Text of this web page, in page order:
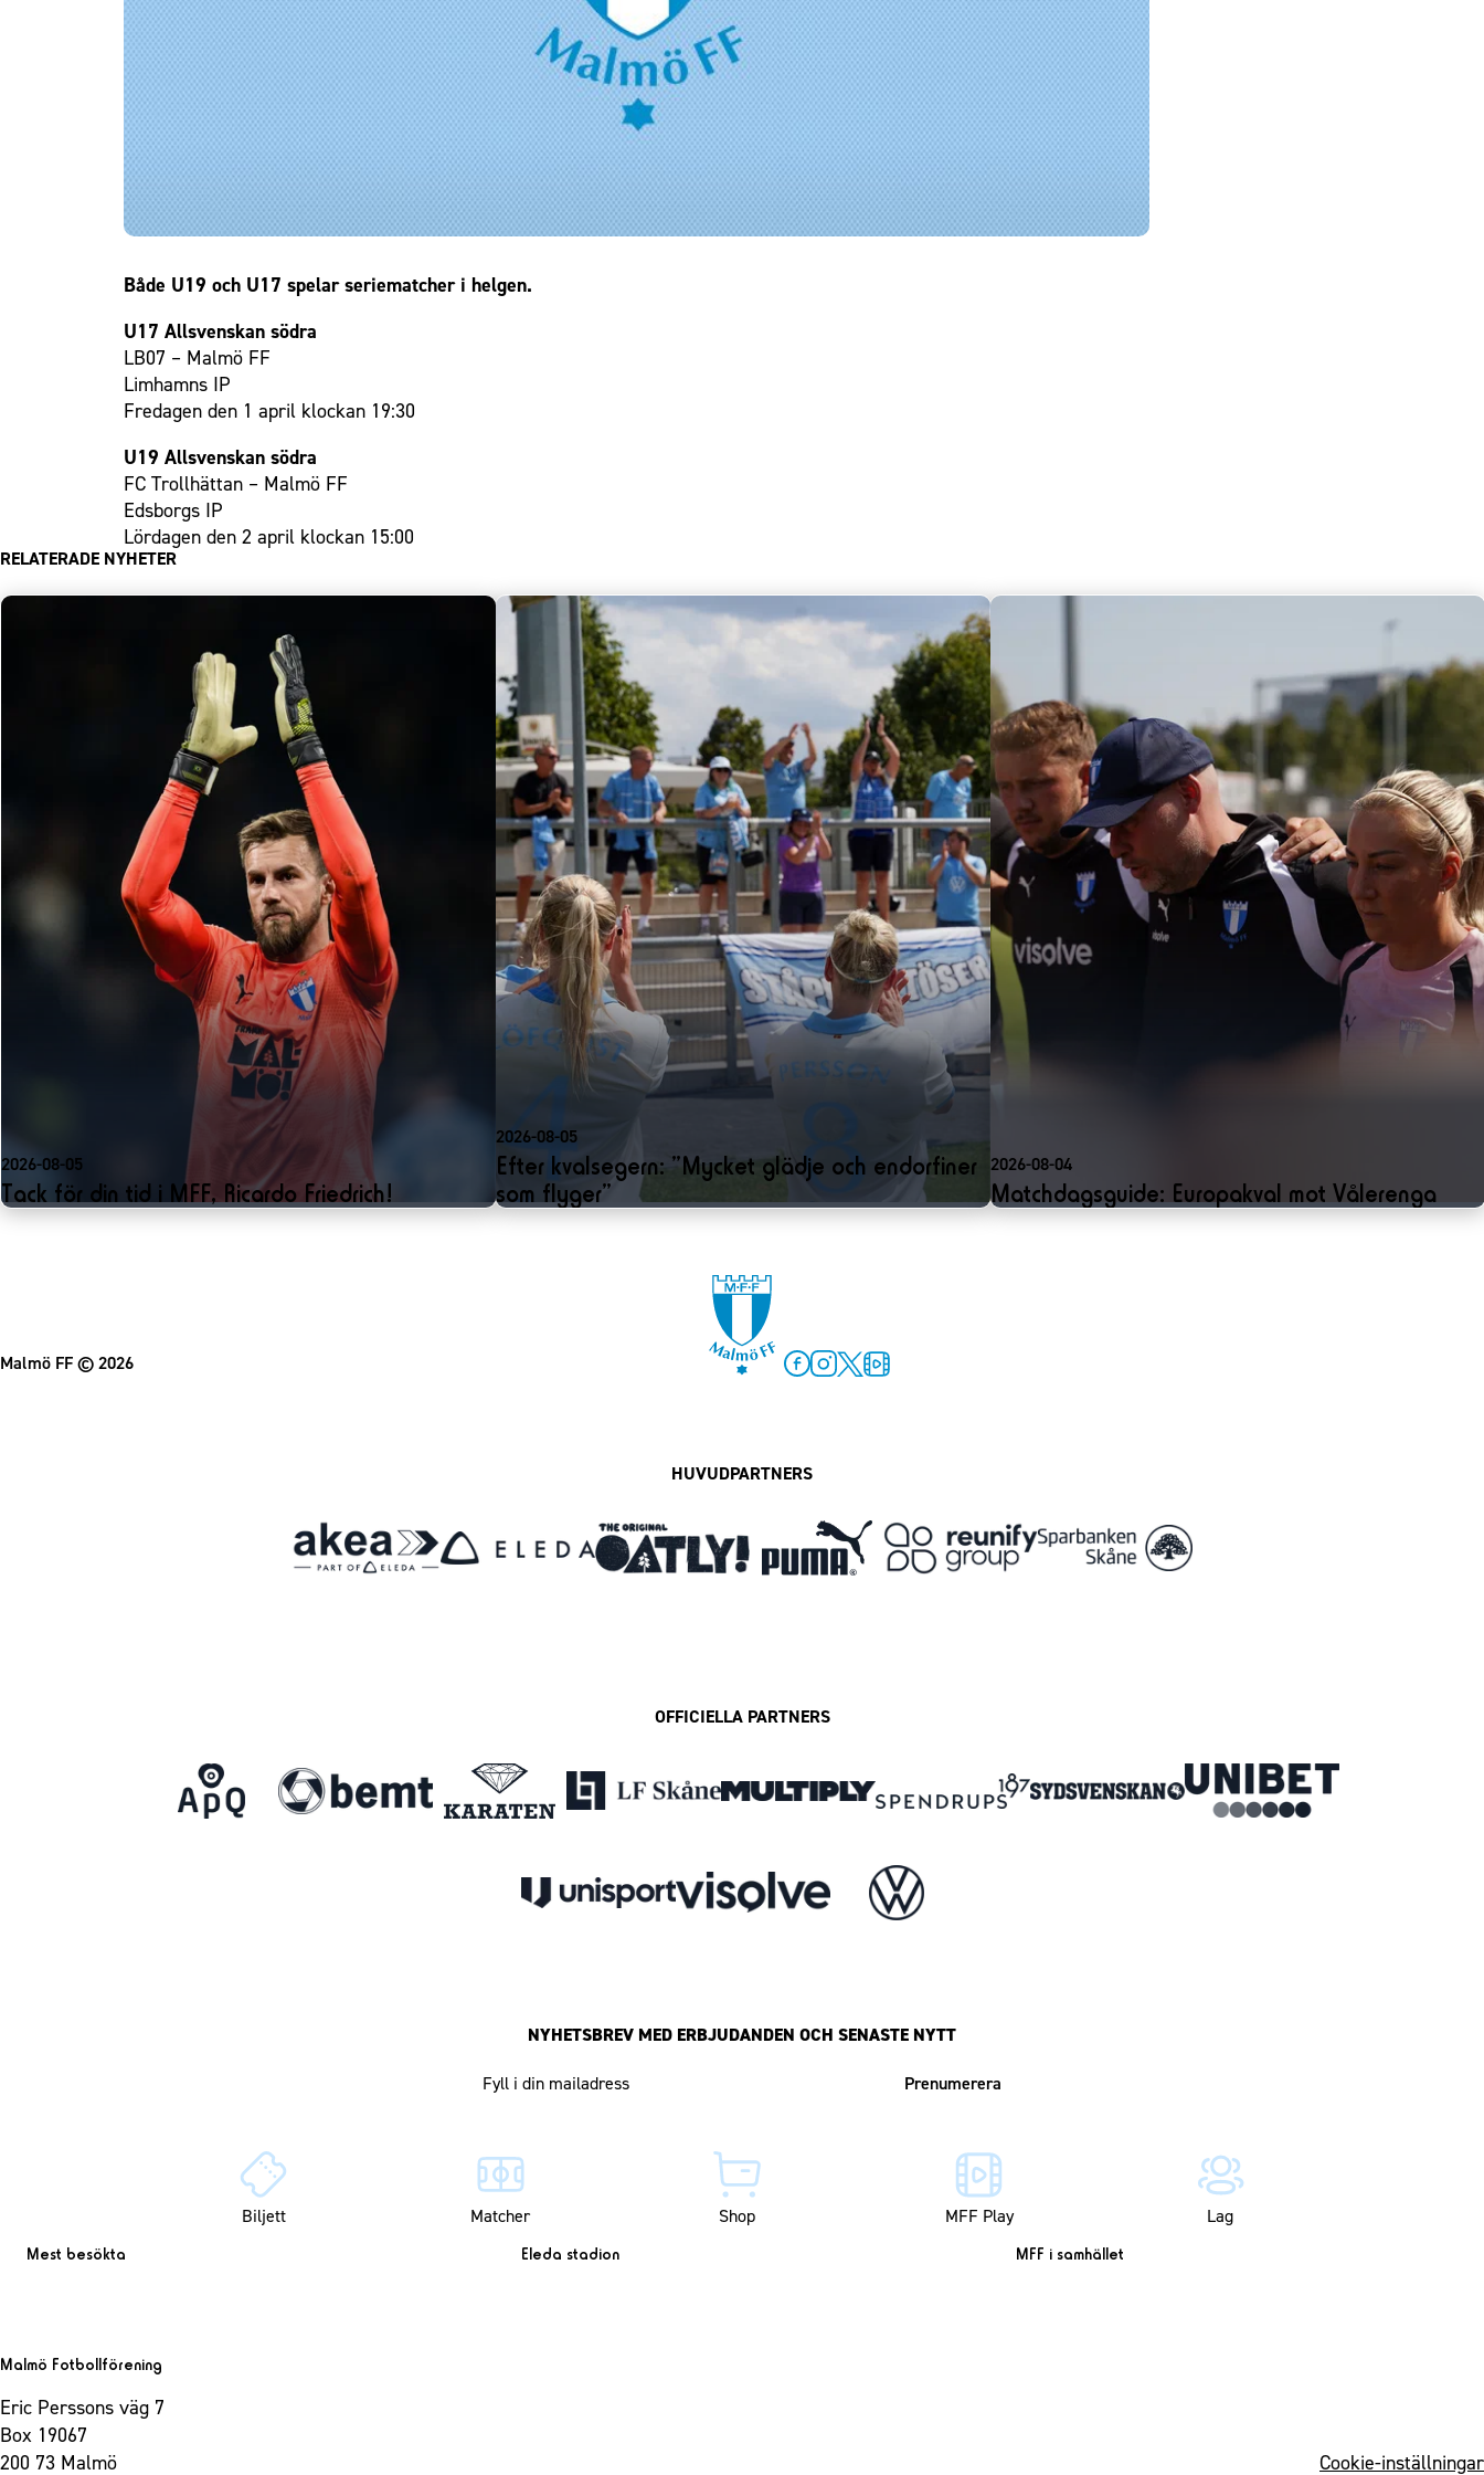
Om Malmö FF
Både U19 och U17 spelar seriematcher i helgen.
U17 Allsvenskan södra
LB07 – Malmö FF
Limhamns IP
Fredagen den 1 april klockan 19:30
U19 Allsvenskan södra
FC Trollhättan – Malmö FF
Edsborgs IP
Lördagen den 2 april klockan 15:00
RELATERADE NYHETER
2026-08-05
Tack för din tid i MFF, Ricardo Friedrich!
2026-08-05
Efter kvalsegern: ”Mycket glädje och endorfiner
som flyger”
2026-08-04
Matchdagsguide: Europakval mot Vålerenga
Malmö FF© 2026
HUVUDPARTNERS
OFFICIELLA PARTNERS
NYHETSBREV MED ERBJUDANDEN OCH SENASTE NYTT
Biljett Matcher Shop MFF Play Lag
Mest besökta Eleda stadion MFF i samhället
Malmö Fotbollförening
Eric Perssons väg 7
Box 19067
200 73 Malmö
Cookie-inställningar